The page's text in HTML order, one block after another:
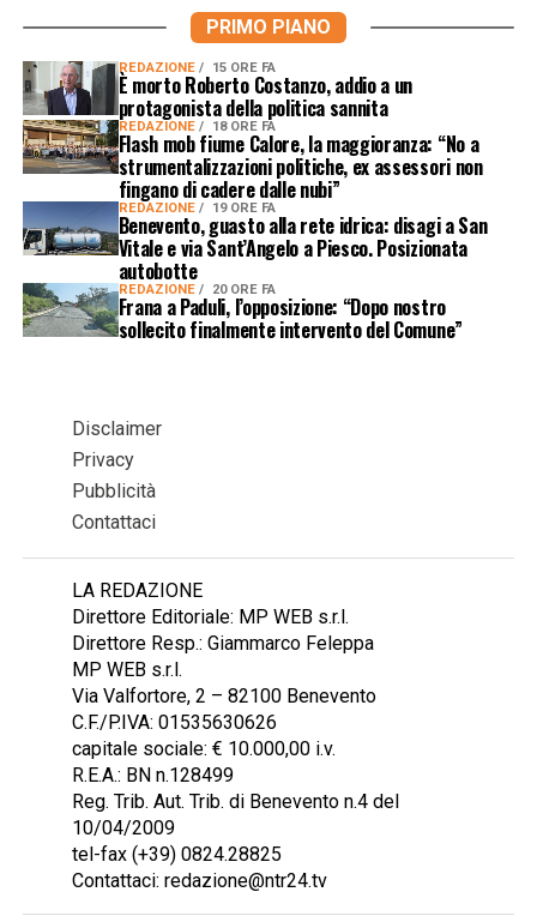
PRIMO PIANO
REDAZIONE 15 ORE FA
È morto Roberto Costanzo, addio a un
protagonista della politica sannita
REDAZIONE 18 ORE FA
Flash mob fiume Calore, la maggioranza: “No a
strumentalizzazioni politiche, ex assessori non
fingano di cadere dalle nubi”
REDAZIONE 19 ORE FA
Benevento, guasto alla rete idrica: disagi a San
Vitale e via Sant’Angelo a Piesco. Posizionata
autobotte
REDAZIONE 20 ORE FA
Frana a Paduli, l’opposizione: “Dopo nostro
sollecito finalmente intervento del Comune”
Disclaimer
Privacy
Pubblicità
Contattaci
LA REDAZIONE
Direttore Editoriale: MP WEB s.r.l.
Direttore Resp.: Giammarco Feleppa
MP WEB s.r.l.
Via Valfortore, 2 – 82100 Benevento
C.F./P.IVA: 01535630626
capitale sociale: € 10.000,00 i.v.
R.E.A.: BN n.128499
Reg. Trib. Aut. Trib. di Benevento n.4 del
10/04/2009
tel-fax (+39) 0824.28825
Contattaci: redazione@ntr24.tv